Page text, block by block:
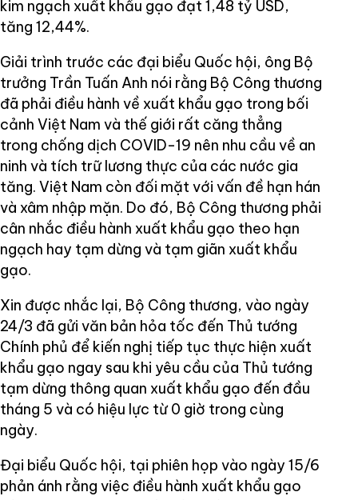
kim ngạch xuất khẩu gạo đạt 1,48 tỷ USD,
tăng 12,44%.
Giải trình trước các đại biểu Quốc hội, ông Bộ
trưởng Trần Tuấn Anh nói rằng Bộ Công thương
đã phải điều hành về xuất khẩu gạo trong bối
cảnh Việt Nam và thế giới rất căng thẳng
trong chống dịch COVID-19 nên nhu cầu về an
ninh và tích trữ lương thực của các nước gia
tăng. Việt Nam còn đối mặt với vấn đề hạn hán
và xâm nhập mặn. Do đó, Bộ Công thương phải
cân nhắc điều hành xuất khẩu gạo theo hạn
ngạch hay tạm dừng và tạm giãn xuất khẩu
gạo.
Xin được nhắc lại, Bộ Công thương, vào ngày
24/3 đã gửi văn bản hỏa tốc đến Thủ tướng
Chính phủ để kiến nghị tiếp tục thực hiện xuất
khẩu gạo ngay sau khi yêu cầu của Thủ tướng
tạm dừng thông quan xuất khẩu gạo đến đầu
tháng 5 và có hiệu lực từ 0 giờ trong cùng
ngày.
Đại biểu Quốc hội, tại phiên họp vào ngày 15/6
phản ánh rằng việc điều hành xuất khẩu gạo